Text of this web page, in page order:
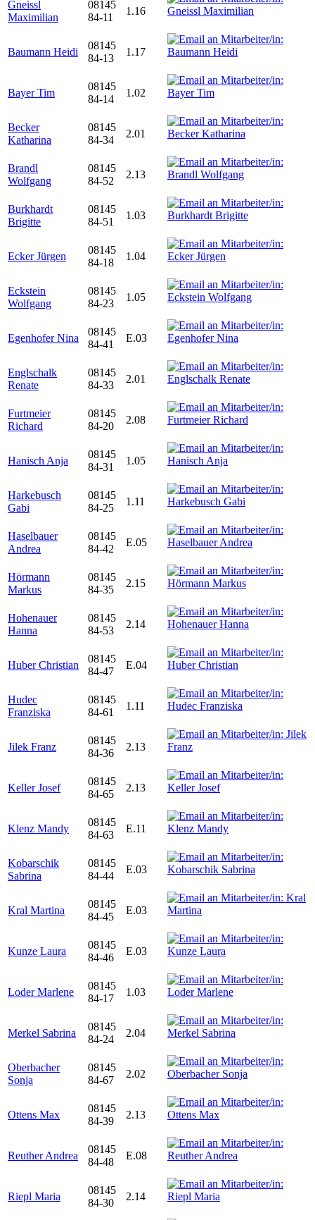
Gneissl
Maximilian
08145
84-11
1.16
Baumann Heidi
08145
84-13
1.17
Bayer Tim
08145
84-14
1.02
Becker
Katharina
08145
84-34
2.01
Brandl
Wolfgang
08145
84-52
2.13
Burkhardt
Brigitte
08145
84-51
1.03
Ecker Jürgen
08145
84-18
1.04
Eckstein
Wolfgang
08145
84-23
1.05
Egenhofer Nina
08145
84-41
E.03
Englschalk
Renate
08145
84-33
2.01
Furtmeier
Richard
08145
84-20
2.08
Hanisch Anja
08145
84-31
1.05
Harkebusch
Gabi
08145
84-25
1.11
Haselbauer
Andrea
08145
84-42
E.05
Hörmann
Markus
08145
84-35
2.15
Hohenauer
Hanna
08145
84-53
2.14
Huber Christian
08145
84-47
E.04
Hudec
Franziska
08145
84-61
1.11
Jilek Franz
08145
84-36
2.13
Keller Josef
08145
84-65
2.13
Klenz Mandy
08145
84-63
E.11
Kobarschik
Sabrina
08145
84-44
E.03
Kral Martina
08145
84-45
E.03
Kunze Laura
08145
84-46
E.03
Loder Marlene
08145
84-17
1.03
Merkel Sabrina
08145
84-24
2.04
Oberbacher
Sonja
08145
84-67
2.02
Ottens Max
08145
84-39
2.13
Reuther Andrea
08145
84-48
E.08
Riepl Maria
08145
84-30
2.14